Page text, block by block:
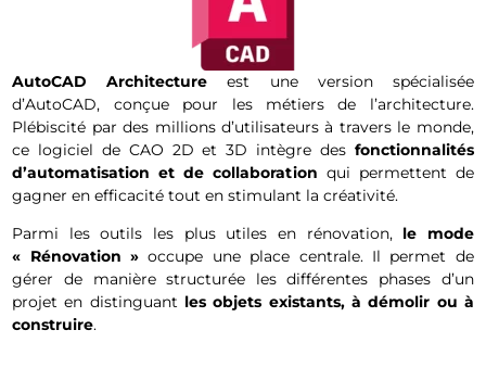
AutoCAD Architecture est une version spécialisée
d’AutoCAD, conçue pour les métiers de l’architecture.
Plébiscité par des millions d’utilisateurs à travers le monde,
ce logiciel de CAO 2D et 3D intègre des fonctionnalités
d’automatisation et de collaboration qui permettent de
gagner en efficacité tout en stimulant la créativité.
Parmi les outils les plus utiles en rénovation, le mode
« Rénovation » occupe une place centrale. Il permet de
gérer de manière structurée les différentes phases d’un
projet en distinguant les objets existants, à démolir ou à
construire.